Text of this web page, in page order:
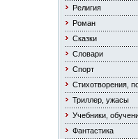
Религия
Роман
Сказки
Словари
Спорт
Стихотворения,
Триллер, ужасы
Учебники,
Фантастика